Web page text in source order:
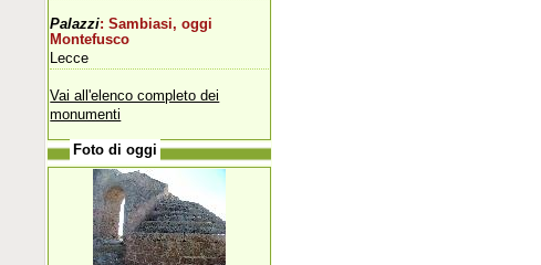
Palazzi: Sambiasi, oggi
Montefusco
Lecce
Vai all'elenco completo dei
monumenti
Foto di oggi